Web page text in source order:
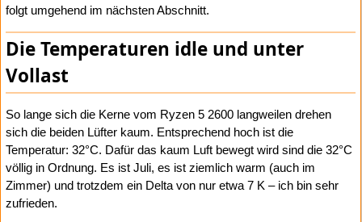
folgt umgehend im nächsten Abschnitt.
Die Temperaturen idle und unter
Vollast
So lange sich die Kerne vom Ryzen 5 2600 langweilen drehen
sich die beiden Lüfter kaum. Entsprechend hoch ist die
Temperatur: 32°C. Dafür das kaum Luft bewegt wird sind die 32°C
völlig in Ordnung. Es ist Juli, es ist ziemlich warm (auch im
Zimmer) und trotzdem ein Delta von nur etwa 7 K – ich bin sehr
zufrieden.